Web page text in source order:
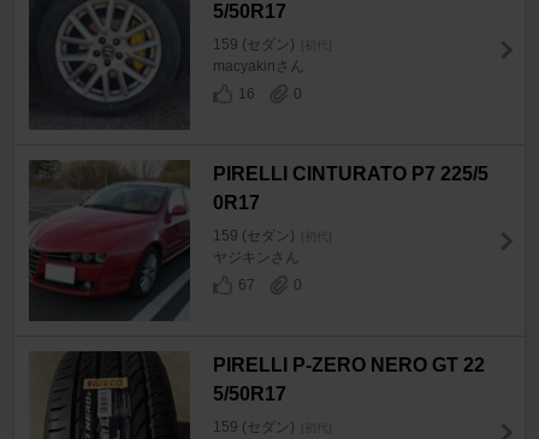
5/50R17
159 (セダン) [初代]
macyakinさん
16
0
PIRELLI CINTURATO P7 225/5
0R17
159 (セダン) [初代]
ヤジキンさん
67
0
PIRELLI P-ZERO NERO GT 22
5/50R17
159 (セダン) [初代]